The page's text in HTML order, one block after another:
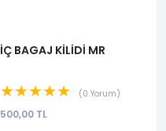
İÇ BAGAJ KİLİDİ MR
★★★★★ 0 Yorum
500,00 TL